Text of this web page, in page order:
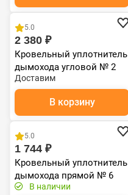
Хит продаж
5.0
2 380 ₽
Кровельный уплотнитель
дымохода угловой № 2
силикон 203-280 mm
красный
Доставим
В корзину
Хит продаж
5.0
1 744 ₽
Кровельный уплотнитель
дымохода прямой № 6
силикон 127-228 мм
В наличии